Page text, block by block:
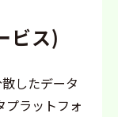
ビス)
したデータ
プラットフォ